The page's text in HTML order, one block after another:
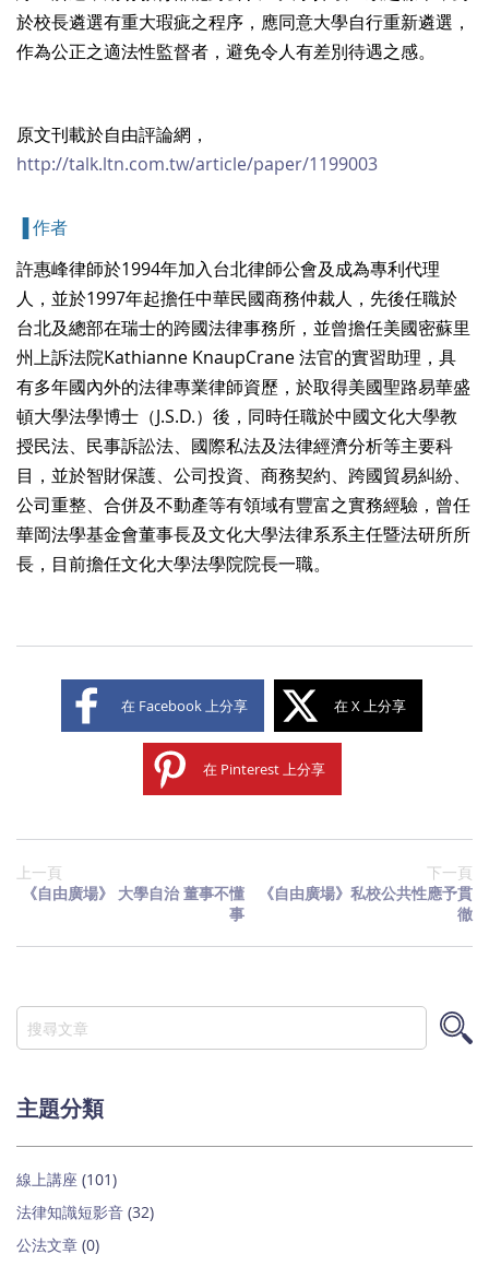
於校長遴選有重大瑕疵之程序，應同意大學自行重新遴選，
作為公正之適法性監督者，避免令人有差別待遇之感。
原文刊載於自由評論網，
http://talk.ltn.com.tw/article/paper/1199003
▐ 作者
許惠峰律師於1994年加入台北律師公會及成為專利代理
人，並於1997年起擔任中華民國商務仲裁人，先後任職於
台北及總部在瑞士的跨國法律事務所，並曾擔任美國密蘇里
州上訴法院Kathianne KnaupCrane 法官的實習助理，具
有多年國內外的法律專業律師資歷，於取得美國聖路易華盛
頓大學法學博士（J.S.D.）後，同時任職於中國文化大學教
授民法、民事訴訟法、國際私法及法律經濟分析等主要科
目，並於智財保護、公司投資、商務契約、跨國貿易糾紛、
公司重整、合併及不動產等有領域有豐富之實務經驗，曾任
華岡法學基金會董事長及文化大學法律系系主任暨法研所所
長，目前擔任文化大學法學院院長一職。
在 Facebook 上分享 在 X 上分享
在 Pinterest 上分享
上一頁
《自由廣場》 大學自治 董事不懂
事
下一頁
《自由廣場》私校公共性應予貫
徹
搜
尋
主題分類
線上講座 (101)
法律知識短影音 (32)
公法文章 (0)